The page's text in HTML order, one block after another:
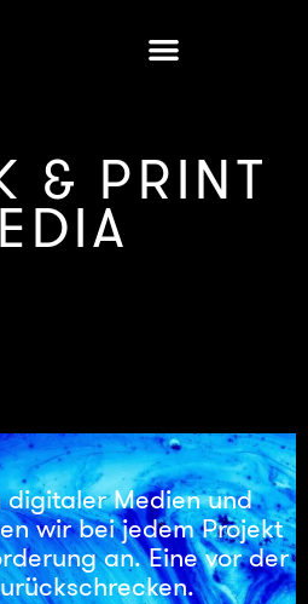
& PRINT
Medien und
wir bei jedem Projekt
an. Eine vor der